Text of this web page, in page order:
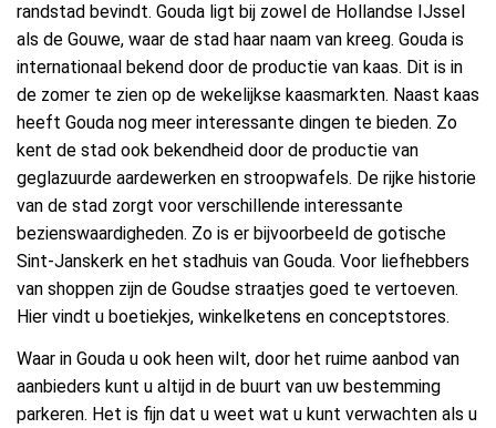
randstad bevindt. Gouda ligt bij zowel de Hollandse IJssel
als de Gouwe, waar de stad haar naam van kreeg. Gouda is
internationaal bekend door de productie van kaas. Dit is in
de zomer te zien op de wekelijkse kaasmarkten. Naast kaas
heeft Gouda nog meer interessante dingen te bieden. Zo
kent de stad ook bekendheid door de productie van
geglazuurde aardewerken en stroopwafels. De rijke historie
van de stad zorgt voor verschillende interessante
bezienswaardigheden. Zo is er bijvoorbeeld de gotische
Sint-Janskerk en het stadhuis van Gouda. Voor liefhebbers
van shoppen zijn de Goudse straatjes goed te vertoeven.
Hier vindt u boetiekjes, winkelketens en conceptstores.
Waar in Gouda u ook heen wilt, door het ruime aanbod van
aanbieders kunt u altijd in de buurt van uw bestemming
parkeren. Het is fijn dat u weet wat u kunt verwachten als u